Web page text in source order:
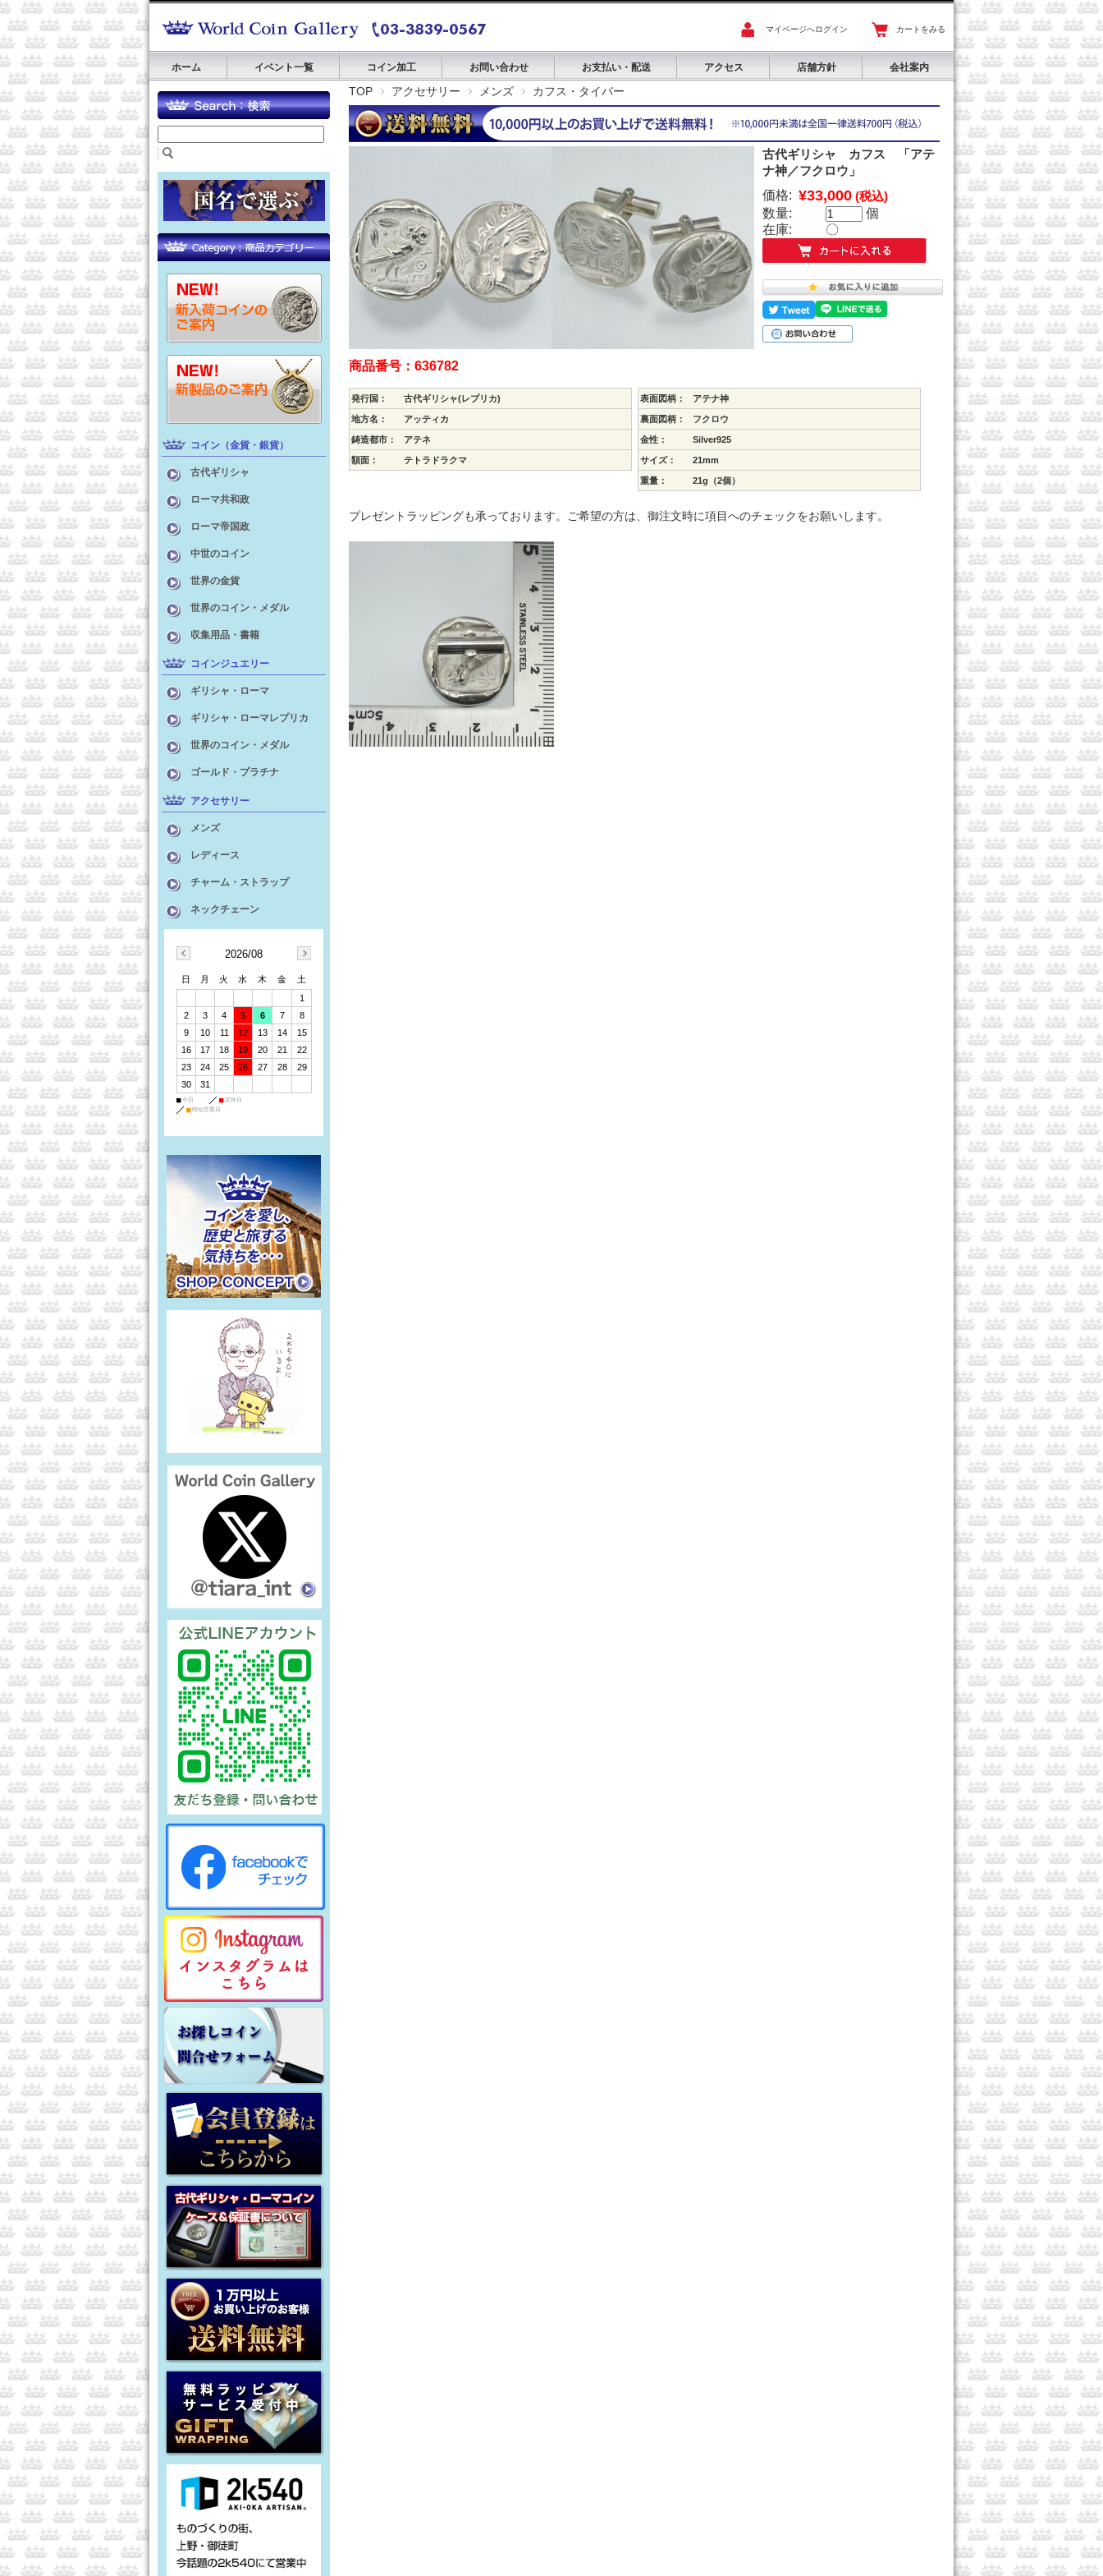
マイページへログイン カートをみる
ホーム イベント一覧 コイン加工 お問い合わせ お支払い・配送 アクセス 店舗方針 会社案内
TOP アクセサリー メンズ カフス・タイバー
古代ギリシャ カフス 「アテ
ナ神／フクロウ」
価格: ¥33,000 (税込)
数量:
個
在庫:
〇
商品番号：636782
発行国： 古代ギリシャ(レプリカ)
地方名： アッティカ
鋳造都市： アテネ
額面： テトラドラクマ
表面図柄： アテナ神
裏面図柄： フクロウ
金性： Silver925
サイズ： 21mm
重量： 21g（2個）
プレゼントラッピングも承っております。ご希望の方は、御注文時に項目へのチェックをお願いします。
コイン（金貨・銀貨）
古代ギリシャ
ローマ共和政
ローマ帝国政
中世のコイン
世界の金貨
世界のコイン・メダル
収集用品・書籍
コインジュエリー
ギリシャ・ローマ
ギリシャ・ローマレプリカ
世界のコイン・メダル
ゴールド・プラチナ
アクセサリー
メンズ
レディース
チャーム・ストラップ
ネックチェーン
2026/08
日 月 火 水 木 金
土
1
2
3 4 5 6 7
8
9
10 11 12 13 14
15
16
17 18 19 20 21
22
23
24 25 26 27 28
29
30
31
■ 今日 ■ 定休日
■ 時短営業日